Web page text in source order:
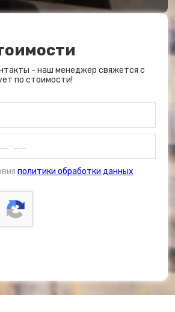
- наш менеджер свяжется с
по стоимости!
политики обработки данных